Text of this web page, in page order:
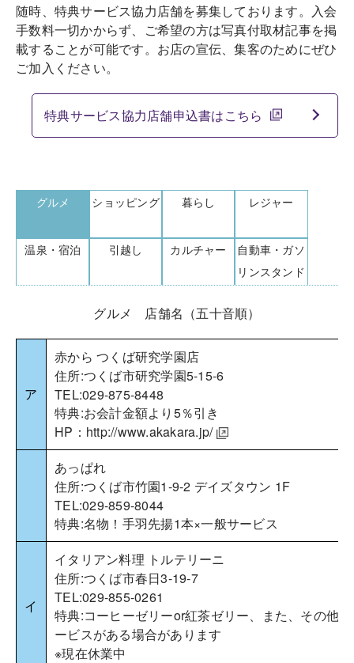
随時、特典サービス協力店舗を募集しております。入会
手数料一切かからず、ご希望の方は写真付取材記事を掲
載することが可能です。お店の宣伝、集客のためにぜひ
ご加入ください。
特典サービス協力店舗申込書はこちら
グルメ ショッピング 暮らし レジャー
温泉・宿泊 引越し カルチャー
自動車・ガソ
リンスタンド
グルメ 店舗名（五十音順）
ア
赤から つくば研究学園店
住所:つくば市研究学園5-15-6
TEL:029-875-8448
特典:お会計金額より5％引き
HP： http://www.akakara.jp/
あっぱれ
住所:つくば市竹園1-9-2 デイズタウン 1F
TEL:029-859-8044
特典:名物！手羽先揚1本×一般サービス
イ
イタリアン料理 トルテリーニ
住所:つくば市春日3-19-7
TEL:029-855-0261
特典:コーヒーゼリーor紅茶ゼリー、また、その他
ービスがある場合があります
※現在休業中